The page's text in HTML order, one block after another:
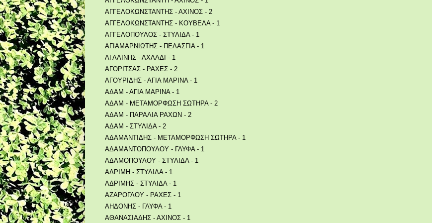
ΑΓΓΕΛΟΚΩΝΣΤΑΝΤΗΣ - ΑΧΙΝΟΣ - 2
ΑΓΓΕΛΟΚΩΝΣΤΑΝΤΗΣ - ΚΟΥΒΕΛΑ - 1
ΑΓΓΕΛΟΠΟΥΛΟΣ - ΣΤΥΛΙΔΑ - 1
ΑΓΙΑΜΑΡΝΙΩΤΗΣ - ΠΕΛΑΣΓΙΑ - 1
ΑΓΛΑΙΝΗΣ - ΑΧΛΑΔΙ - 1
ΑΓΟΡΙΤΣΑΣ - ΡΑΧΕΣ - 2
ΑΓΟΥΡΙΔΗΣ - ΑΓΙΑ ΜΑΡΙΝΑ - 1
ΑΔΑΜ - ΑΓΙΑ ΜΑΡΙΝΑ - 1
ΑΔΑΜ - ΜΕΤΑΜΟΡΦΩΣΗ ΣΩΤΗΡΑ - 2
ΑΔΑΜ - ΠΑΡΑΛΙΑ ΡΑΧΩΝ - 2
ΑΔΑΜ - ΣΤΥΛΙΔΑ - 2
ΑΔΑΜΑΝΤΙΔΗΣ - ΜΕΤΑΜΟΡΦΩΣΗ ΣΩΤΗΡΑ - 1
ΑΔΑΜΑΝΤΟΠΟΥΛΟΥ - ΓΛΥΦΑ - 1
ΑΔΑΜΟΠΟΥΛΟΥ - ΣΤΥΛΙΔΑ - 1
ΑΔΡΙΜΗ - ΣΤΥΛΙΔΑ - 1
ΑΔΡΙΜΗΣ - ΣΤΥΛΙΔΑ - 1
ΑΖΑΡΟΓΛΟΥ - ΡΑΧΕΣ - 1
ΑΗΔΟΝΗΣ - ΓΛΥΦΑ - 1
ΑΘΑΝΑΣΙΑΔΗΣ - ΑΧΙΝΟΣ - 1